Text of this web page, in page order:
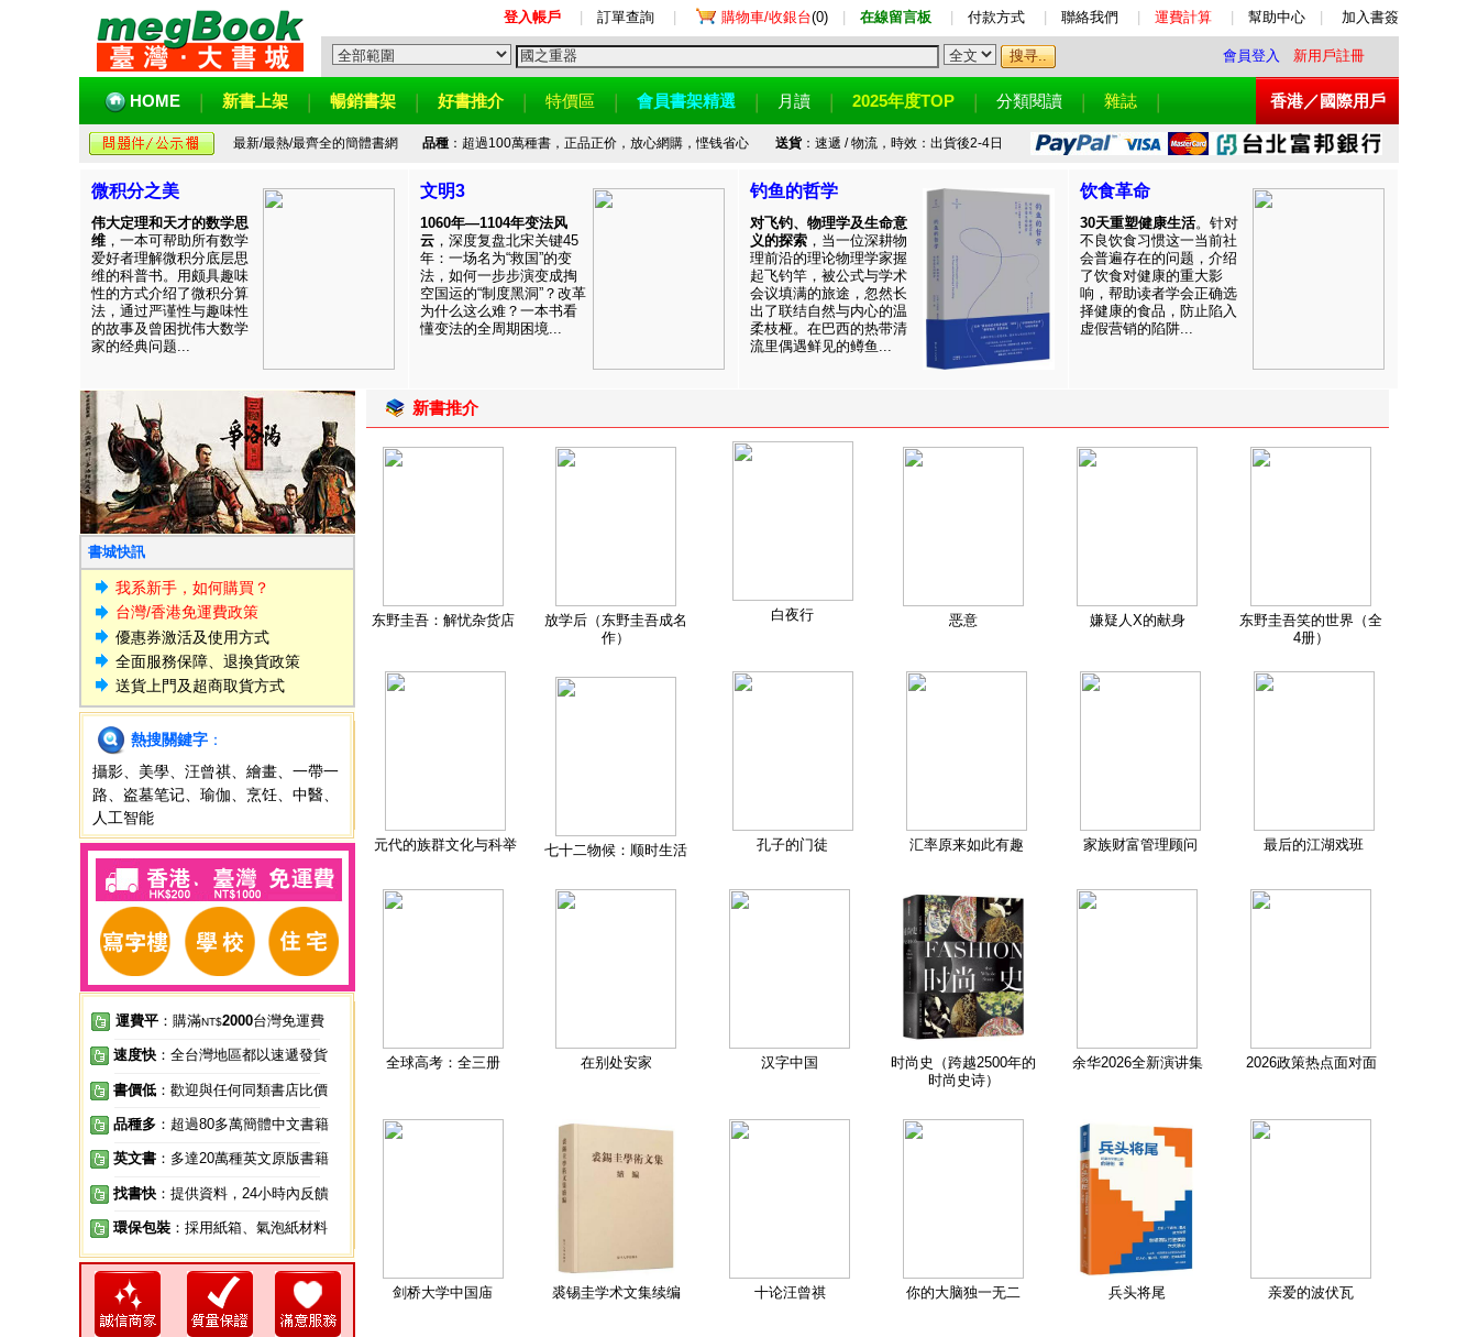
登入帳戶 訂單查詢 購物車/收銀台(0) 在線留言板 付款方式 聯絡我們 運費計算 幫助中心 加入書簽
會員登入 新用戶註冊
HOME 新書上架 暢銷書架 好書推介 特價區 會員書架精選 月讀 2025年度TOP 分類閱讀 雜誌 香港／國際用戶
最新/最熱/最齊全的簡體書網 品種：超過100萬種書，正品正价，放心網購，悭钱省心 送貨：速遞 / 物流，時效：出貨後2-4日
微积分之美
伟大定理和天才的数学思
维 ，一本可帮助所有数学
爱好者理解微积分底层思
维的科普书。用颇具趣味
性的方式介绍了微积分算
法，通过严谨性与趣味性
的故事及曾困扰伟大数学
家的经典问题...
文明3
1060年—1104年变法风
云 ，深度复盘北宋关键45
年：一场名为“救国”的变
法，如何一步步演变成掏
空国运的“制度黑洞”？改革
为什么这么难？一本书看
懂变法的全周期困境...
钓鱼的哲学
对飞钓、物理学及生命意
义的探索 ，当一位深耕物
理前沿的理论物理学家握
起飞钓竿，被公式与学术
会议填满的旅途，忽然长
出了联结自然与内心的温
柔枝桠。在巴西的热带清
流里偶遇鲜见的鳟鱼...
饮食革命
30天重塑健康生活。针对
不良饮食习惯这一当前社
会普遍存在的问题，介绍
了饮食对健康的重大影
响，帮助读者学会正确选
择健康的食品，防止陷入
虚假营销的陷阱...
書城快訊
我系新手，如何購買？
台灣/香港免運費政策
優惠券激活及使用方式
全面服務保障、退換貨政策
送貨上門及超商取貨方式
熱搜關鍵字 ：
攝影
美學 汪曾祺 繪畫
一帶一
路
盗墓笔记 瑜伽 烹饪 中醫
人工智能
運費平 ：購滿NT$2000台灣免運費
速度快 ：全台灣地區都以速遞發貨
書價低 ：歡迎與任何同類書店比價
品種多 ：超過80多萬簡體中文書籍
英文書 ：多達20萬種英文原版書籍
找書快 ：提供資料，24小時內反饋
環保包裝 ：採用紙箱、氣泡紙材料
新書推介
东野圭吾：解忧杂货店
放学后（东野圭吾成名
作）
白夜行 恶意 嫌疑人X的献身
东野圭吾笑的世界（全
4册）
元代的族群文化与科举 七十二物候：顺时生活 孔子的门徒 汇率原来如此有趣 家族财富管理顾问 最后的江湖戏班
全球高考：全三册 在别处安家 汉字中国
时尚史（跨越2500年的
时尚史诗）
余华2026全新演讲集 2026政策热点面对面
剑桥大学中国庙 裘锡圭学术文集续编 十论汪曾祺 你的大脑独一无二 兵头将尾 亲爱的波伏瓦